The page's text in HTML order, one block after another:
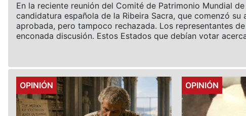
En la reciente reunión del Comité de Patrimonio Mundial
candidatura española de la Ribeira Sacra, que comenzó
aprobada, pero tampoco rechazada. Los representantes
enconada discusión. Estos Estados que debían votar
Details
OPINIÓN Details
OPINIÓN